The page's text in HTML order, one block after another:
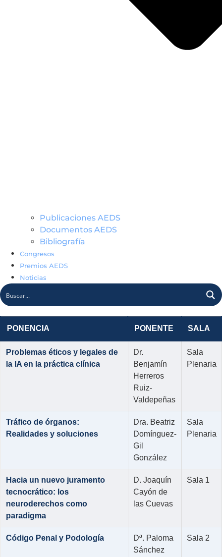
Publicaciones AEDS
Documentos AEDS
Bibliografía
Congresos
Premios AEDS
Noticias
PONENCIA PONENTE SALA
Problemas éticos y legales de
la IA en la práctica clínica
Dr.
Benjamín
Herreros
Ruiz-
Valdepeñas
Sala
Plenaria
Tráfico de órganos:
Realidades y soluciones
Dra. Beatriz
Domínguez-
Gil
González
Sala
Plenaria
Hacia un nuevo juramento
tecnocrático: los
neuroderechos como
paradigma
D. Joaquín
Cayón de
las Cuevas
Sala 1
Código Penal y Podología
Dª. Paloma
Sánchez
Sala 2